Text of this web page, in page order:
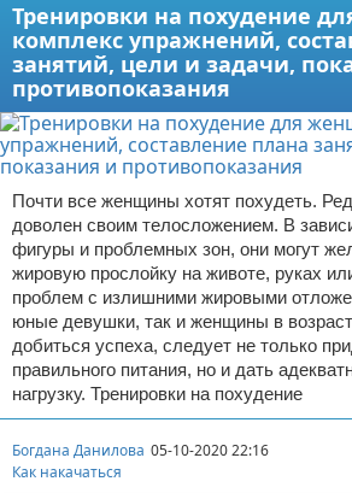
Тренировки на похудение
комплекс упражнений,
занятий, цели и задачи,
противопоказания
Почти все женщины хотят похудеть.
доволен своим телосложением. В
фигуры и проблемных зон, они могут
жировую прослойку на животе, руках
проблем с излишними жировыми
юные девушки, так и женщины в
добиться успеха, следует не только
правильного питания, но и дать
нагрузку. Тренировки на похудение
Богдана Данилова 05-10-2020 22:16
Как накачаться